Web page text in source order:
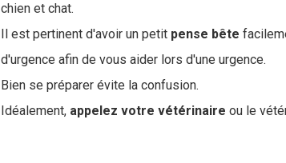
chien et chat.
Il est pertinent d'avoir un petit pense bête
d'urgence afin de vous aider lors d'une urgence.
Bien se préparer évite la confusion.
Idéalement, appelez votre vétérinaire ou le